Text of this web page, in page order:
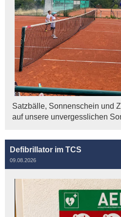
Satzbälle, Sonnenschein und
auf unsere unvergesslichen
Defibrillator im TCS
09.08.2026